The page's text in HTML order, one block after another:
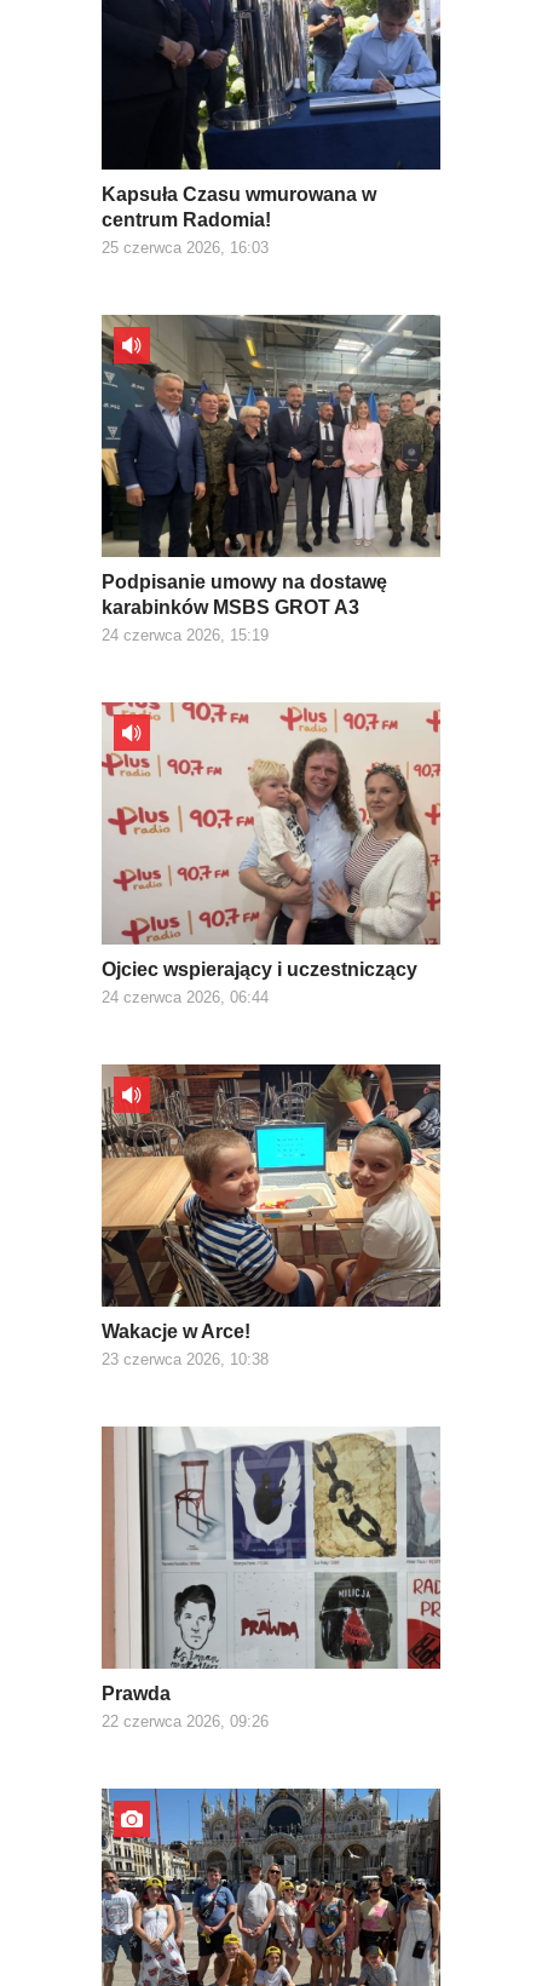
Kapsuła Czasu wmurowana w
centrum Radomia!
25 czerwca 2026, 16:03
Podpisanie umowy na dostawę
karabinków MSBS GROT A3
24 czerwca 2026, 15:19
Ojciec wspierający i uczestniczący
24 czerwca 2026, 06:44
Wakacje w Arce!
23 czerwca 2026, 10:38
Prawda
22 czerwca 2026, 09:26